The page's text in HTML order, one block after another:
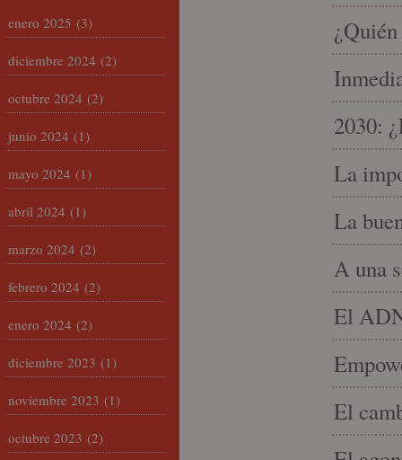
2030:
La
La
A una
El
El
enero 2025 (3)
diciembre 2024 (2)
octubre 2024 (2)
junio 2024 (1)
mayo 2024 (1)
abril 2024 (1)
marzo 2024 (2)
febrero 2024 (2)
enero 2024 (2)
diciembre 2023 (1)
noviembre 2023 (1)
octubre 2023 (2)